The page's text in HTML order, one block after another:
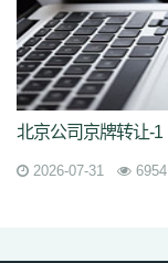
北京公司京牌转让-1
2026-07-31 6954